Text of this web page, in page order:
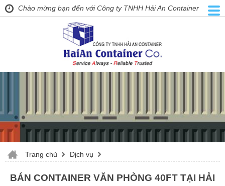
Chào mừng bạn đến với Công ty TNHH Hải An Container
Trang chủ Dịch vụ
BÁN CONTAINER VĂN PHÒNG 40FT TẠI HẢI